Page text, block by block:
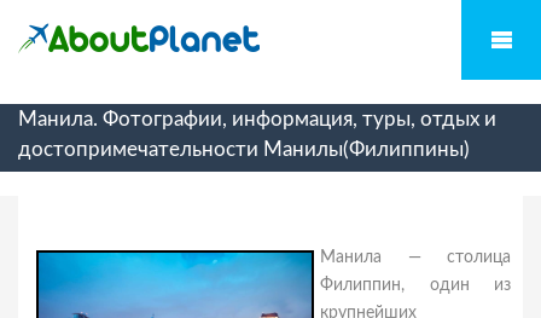
Манила. Фотографии, информация, туры, отдых и
достопримечательности Манилы(Филиппины)
Манила — столица
Филиппин, один из
крупнейших